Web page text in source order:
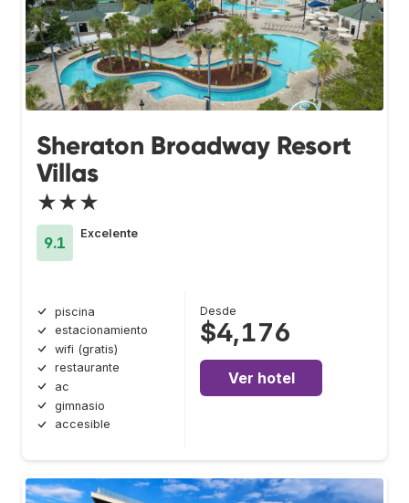
Sheraton Broadway Resort
Villas
★★★
9.1
Excelente
piscina
estacionamiento
wifi (gratis)
restaurante
ac
gimnasio
accesible
Desde
$4,176
Ver hotel